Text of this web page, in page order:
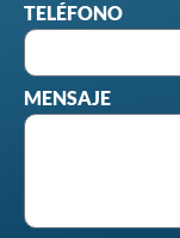
TELÉFONO
MENSAJE